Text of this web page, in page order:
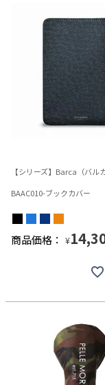
【シリーズ】Barca（バルカ
BAAC010-ブックカバー
商品価格： ¥